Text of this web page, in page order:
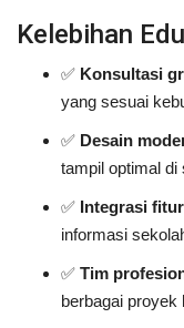
Kelebihan
✅ Konsultasi
yang sesuai
✅ Desain
tampil optimal di
✅ Integrasi
informasi
✅ Tim
berbagai proyek